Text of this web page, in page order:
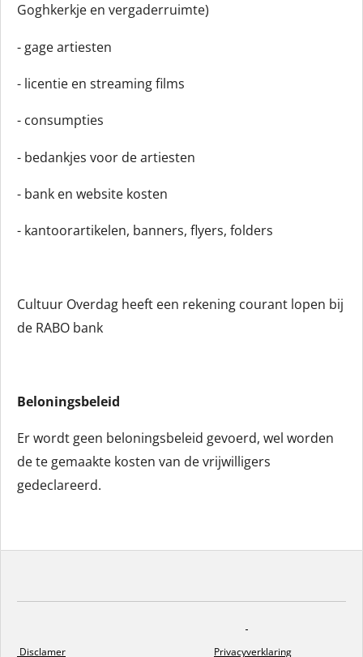
Goghkerkje en vergaderruimte)
- gage artiesten
- licentie en streaming films
- consumpties
- bedankjes voor de artiesten
- bank en website kosten
- kantoorartikelen, banners, flyers, folders
Cultuur Overdag heeft een rekening courant lopen bij
de RABO bank
Beloningsbeleid
Er wordt geen beloningsbeleid gevoerd, wel worden
de te gemaakte kosten van de vrijwilligers
gedeclareerd.
Disclamer Privacyverklaring